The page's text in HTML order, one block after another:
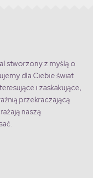
stworzony z myślą o
dla Ciebie świat
i zaskakujące,
przekraczającą
naszą